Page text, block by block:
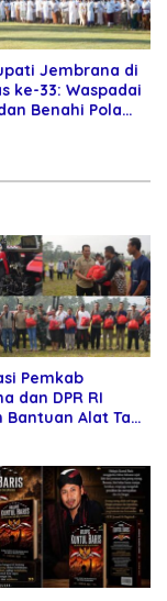
Jembrana di
ke-33: Waspadai
Benahi Pola
Pemkab
dan DPR RI
Bantuan Alat Tani